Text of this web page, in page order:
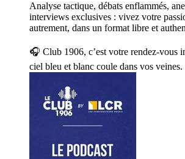
Analyse tactique, débats enflammés,
interviews exclusives : vivez votre
autrement, dans un format libre et
🎧 Club 1906, c’est votre rendez-vous
ciel bleu et blanc coule dans vos veines.